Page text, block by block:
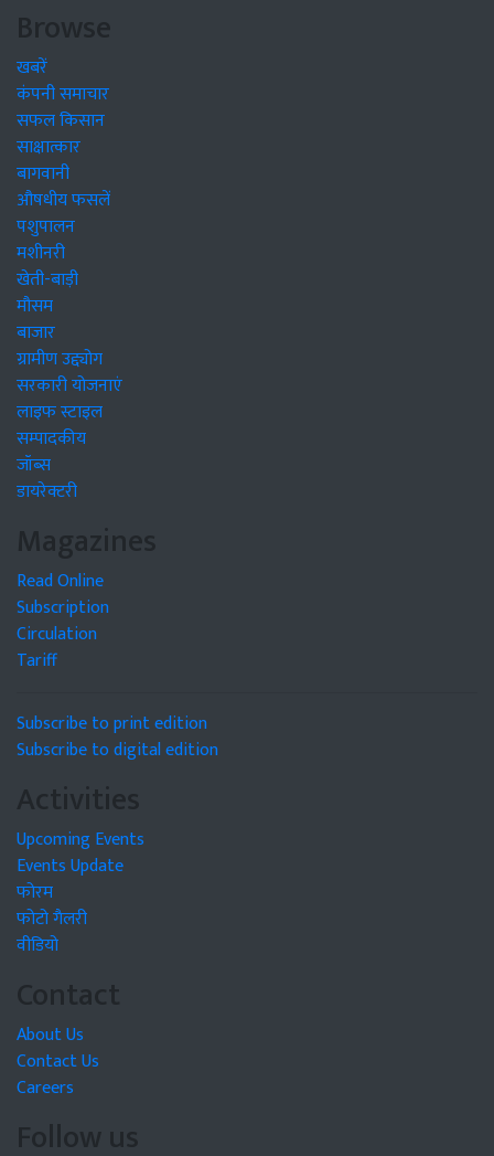
Browse
खबरें
कंपनी समाचार
सफल किसान
साक्षात्कार
बागवानी
औषधीय फसलें
पशुपालन
मशीनरी
खेती-बाड़ी
मौसम
बाजार
ग्रामीण उद्द्योग
सरकारी योजनाएं
लाइफ स्टाइल
सम्पादकीय
जॉब्स
डायरेक्टरी
Magazines
Read Online
Subscription
Circulation
Tariff
Subscribe to print edition
Subscribe to digital edition
Activities
Upcoming Events
Events Update
फोरम
फोटो गैलरी
वीडियो
Contact
About Us
Contact Us
Careers
Follow us